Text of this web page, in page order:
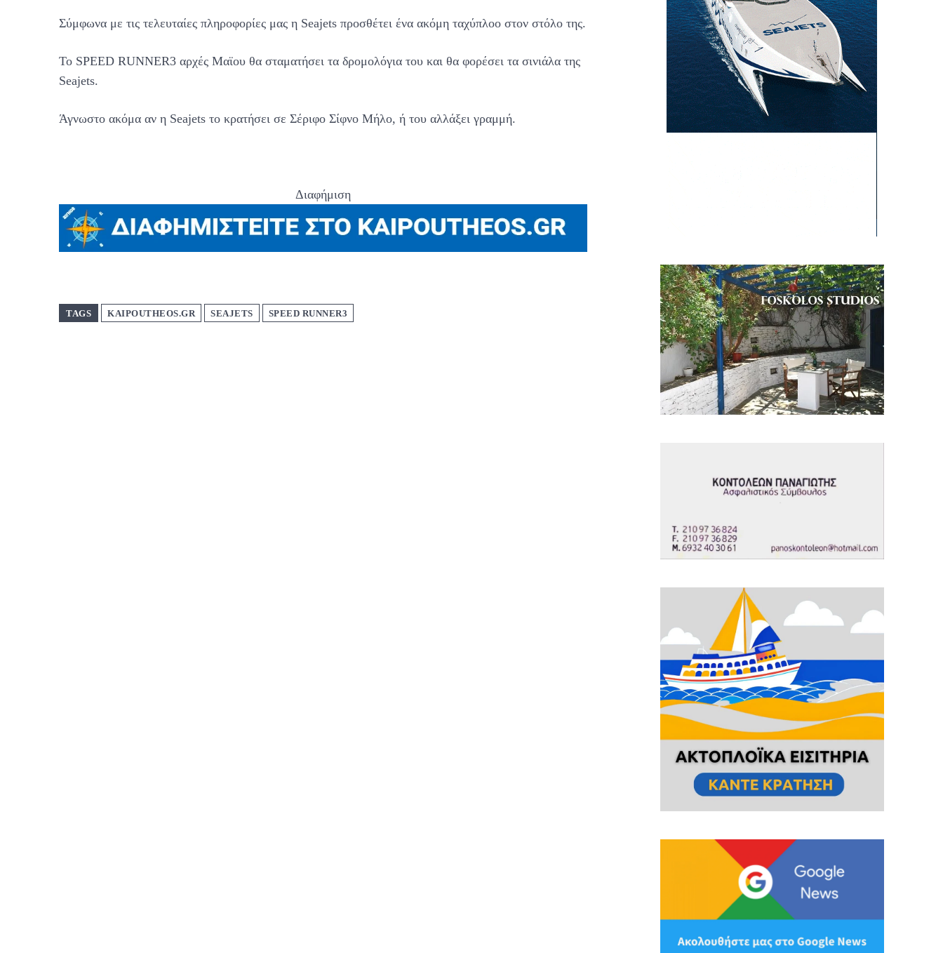
Σύμφωνα με τις τελευταίες πληροφορίες μας η Seajets προσθέτει ένα ακόμη ταχύπλοο στον στόλο της.
Το SPEED RUNNER3 αρχές Μαϊου θα σταματήσει τα δρομολόγια του και θα φορέσει τα σινιάλα της
Seajets.
Άγνωστο ακόμα αν η Seajets το κρατήσει σε Σέριφο Σίφνο Μήλο, ή του αλλάξει γραμμή.
Διαφήμιση
TAGS KAIPOUTHEOS.GR SEAJETS SPEED RUNNER3